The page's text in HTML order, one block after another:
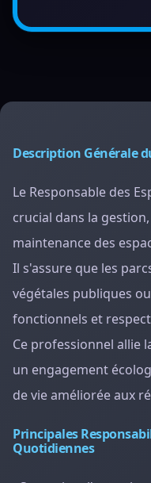
Description Générale
Le Responsable des
crucial dans la
maintenance des
Il s'assure que les
végétales publiques
fonctionnels et
Ce professionnel allie
un engagement
de vie améliorée aux
Principales
Quotidiennes